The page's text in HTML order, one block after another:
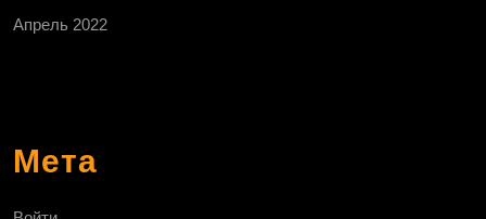
Апрель 2022
Мета